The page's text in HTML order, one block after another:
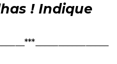
! Indique